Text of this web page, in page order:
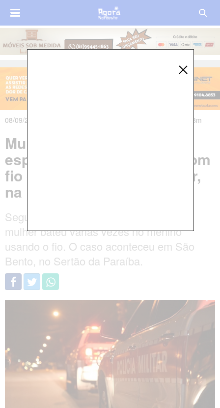
08/09/2021 às 21h56m - Atualizado em 09/09/2021 às 01h08m
Mulher é suspeita de
espancar filho de 8 anos com
fio de carregador de celular,
na Paraíba
Segundo informações da Polícia Civil, a
mulher bateu várias vezes no menino
usando o fio. O caso aconteceu em São
Bento, no Sertão da Paraíba.